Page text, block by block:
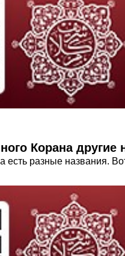
Корана другие
есть разные названия.